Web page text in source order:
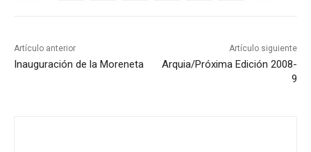
Artículo anterior
Inauguración de la Moreneta
Artículo siguiente
Arquia/Próxima Edición 2008-
9